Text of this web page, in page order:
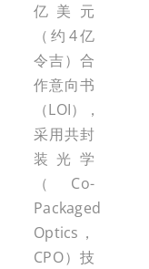
亿美元
（约4亿
令吉）合
作意向书
（LOI），
采用共封
装光学
（Co-
Packaged
Optics，
CPO）技